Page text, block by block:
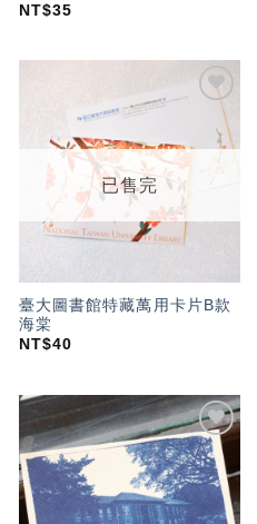
NT$35
加入
「願
望輕
已售完
臺大圖書館特藏萬用卡片B款
海棠
NT$40
加入
「願
望輕
單」